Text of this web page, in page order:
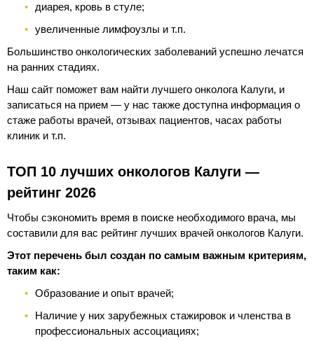
диарея, кровь в стуле;
увеличенные лимфоузлы и т.п.
Большинство онкологических заболеваний успешно лечатся
на ранних стадиях.
Наш сайт поможет вам найти лучшего онколога Калуги, и
записаться на прием — у нас также доступна информация о
стаже работы врачей, отзывах пациентов, часах работы
клиник и т.п.
ТОП 10 лучших онкологов Калуги —
рейтинг 2026
Чтобы сэкономить время в поиске необходимого врача, мы
составили для вас рейтинг лучших врачей онкологов Калуги.
Этот перечень был создан по самым важным критериям,
таким как:
Образование и опыт врачей;
Наличие у них зарубежных стажировок и членства в
профессиональных ассоциациях;